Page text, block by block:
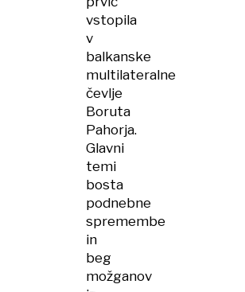
vstopila
v
balkanske
multilateralne
čevlje
Boruta
Pahorja.
Glavni
temi
bosta
podnebne
spremembe
in
beg
možganov